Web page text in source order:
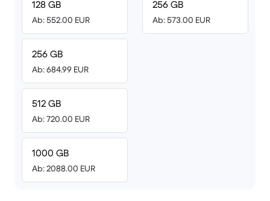
128 GB
Ab: 552.00 EUR
256 GB
Ab: 684.99 EUR
512 GB
Ab: 720.00 EUR
1000 GB
Ab: 2088.00 EUR
256 GB
Ab: 573.00 EUR